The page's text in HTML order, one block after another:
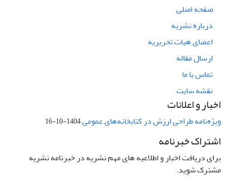
صفحه اصلی
درباره نشریه
اعضای هیات تحریریه
ارسال مقاله
تماس با ما
نقشه سایت
اخبار و اعلانات
ویژه‌نامه طراحی ارزش در کتابخانه‌های عمومی1404-10-16
اشتراک خبرنامه
برای دریافت اخبار و اطلاعیه های مهم نشریه در خبرنامه نشریه
مشترک شوید.